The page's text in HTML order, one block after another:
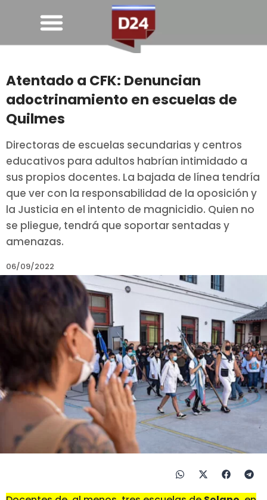
Atentado a CFK: Denuncian
adoctrinamiento en escuelas de
Quilmes
Directoras de escuelas secundarias y centros
educativos para adultos habrían intimidado a
sus propios docentes. La bajada de línea tendría
que ver con la responsabilidad de la oposición y
la Justicia en el intento de magnicidio. Quien no
se pliegue, tendrá que soportar sentadas y
amenazas.
06/09/2022